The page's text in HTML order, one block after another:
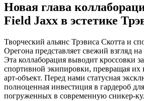
Новая глава
Field Jaxx в эстетике
Творческий альянс Трэвиса Скотта и
Орегона представляет свежий взгляд
Эта коллаборация выводит кроссовки
спортивной экипировки, превращая их
арт-объект. Перед нами статусная
полноценная инвестиция в гардероб
погруженных в современную сникер-